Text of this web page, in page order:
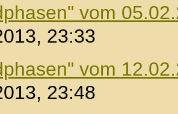
vom
23:33
vom
23:48